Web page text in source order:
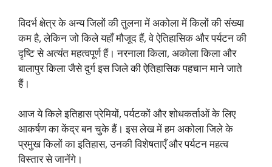
विदर्भ क्षेत्र के अन्य जिलों की तुलना में अकोला में किलों की संख्या
कम है, लेकिन जो किले यहाँ मौजूद हैं, वे ऐतिहासिक और पर्यटन की
दृष्टि से अत्यंत महत्वपूर्ण हैं। नरनाला किला, अकोला किला और
बालापुर किला जैसे दुर्ग इस जिले की ऐतिहासिक पहचान माने जाते
हैं।
आज ये किले इतिहास प्रेमियों, पर्यटकों और शोधकर्ताओं के लिए
आकर्षण का केंद्र बन चुके हैं। इस लेख में हम अकोला जिले के
प्रमुख किलों का इतिहास, उनकी विशेषताएँ और पर्यटन महत्व
विस्तार से जानेंगे।